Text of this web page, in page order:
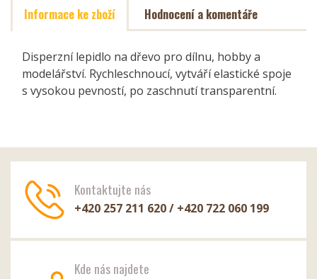
Informace ke zboží Hodnocení a komentáře
Disperzní lepidlo na dřevo pro dílnu, hobby a
modelářství. Rychleschnoucí, vytváří elastické spoje
s vysokou pevností, po zaschnutí transparentní.
Kontaktujte nás
+420 257 211 620 / +420 722 060 199
Kde nás najdete